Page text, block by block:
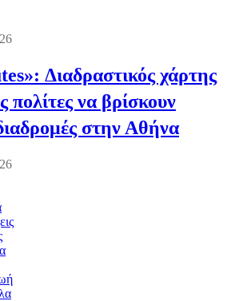
Διαδραστικός χάρτης
πολίτες να βρίσκουν
στην Αθήνα